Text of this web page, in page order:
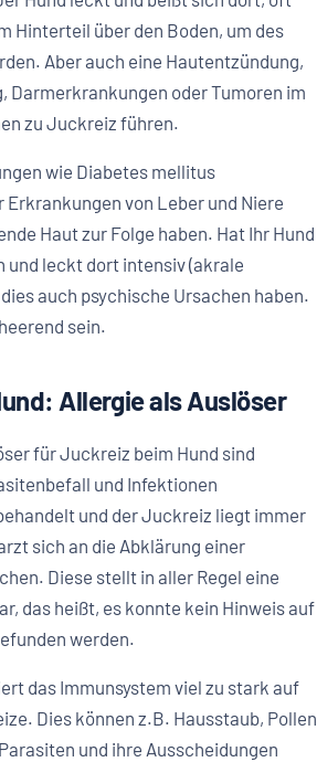
Hinterteil über den Boden, um des
Aber auch eine Hautentzündung,
Darmerkrankungen oder Tumoren im
zu Juckreiz führen.
wie Diabetes mellitus
von Leber und Niere
Haut zur Folge haben. Hat Ihr Hund
und leckt dort intensiv (akrale
auch psychische Ursachen haben.
sein.
Allergie als Auslöser
für Juckreiz beim Hund sind
und Infektionen
und der Juckreiz liegt immer
sich an die Abklärung einer
Diese stellt in aller Regel eine
das heißt, es konnte kein Hinweis auf
werden.
das Immunsystem viel zu stark auf
Dies können z.B. Hausstaub, Pollen
und ihre Ausscheidungen